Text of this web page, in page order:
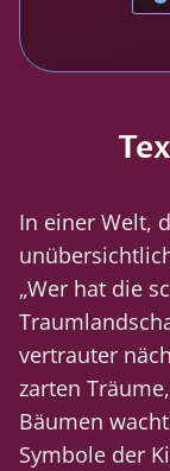
In einer Welt,
„Wer hat die
vertrauter
zarten
Bäumen
Symbole der